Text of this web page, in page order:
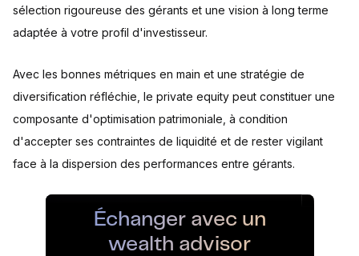
sélection rigoureuse des gérants et une vision à long terme
adaptée à votre profil d'investisseur.
Avec les bonnes métriques en main et une stratégie de
diversification réfléchie, le private equity peut constituer une
composante d'optimisation patrimoniale, à condition
d'accepter ses contraintes de liquidité et de rester vigilant
face à la dispersion des performances entre gérants.
Échanger avec un
wealth advisor